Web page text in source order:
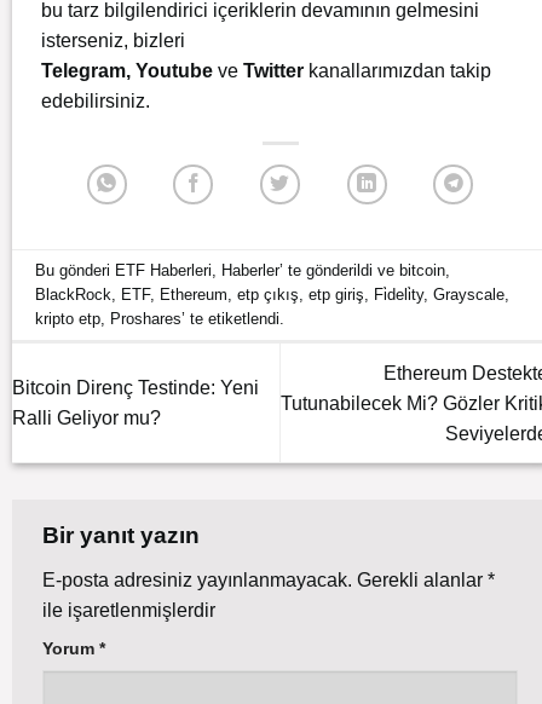
bu tarz bilgilendirici içeriklerin devamının gelmesini
isterseniz, bizleri
Telegram, Youtube ve Twitter kanallarımızdan takip
edebilirsiniz.
Bu gönderi ETF Haberleri Haberler’ te gönderildi ve bitcoin
BlackRock
ETF, Ethereum ,etp çıkış ,etp giriş Fi̇deli̇ty,Grayscale
kripto etp
Proshares’ te etiketlendi.
Bitcoin Direnç Testinde: Yeni
Ralli Geliyor mu?
Ethereum
Tutunabilecek Mi? Gözler
Bir yanıt yazın
E-posta adresiniz yayınlanmayacak. Gerekli alanlar *
ile işaretlenmişlerdir
Yorum *